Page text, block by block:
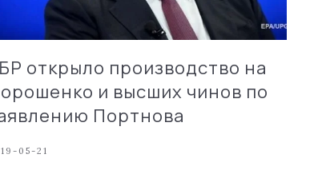
открыло производство на
и высших чинов по
Портнова
05-21